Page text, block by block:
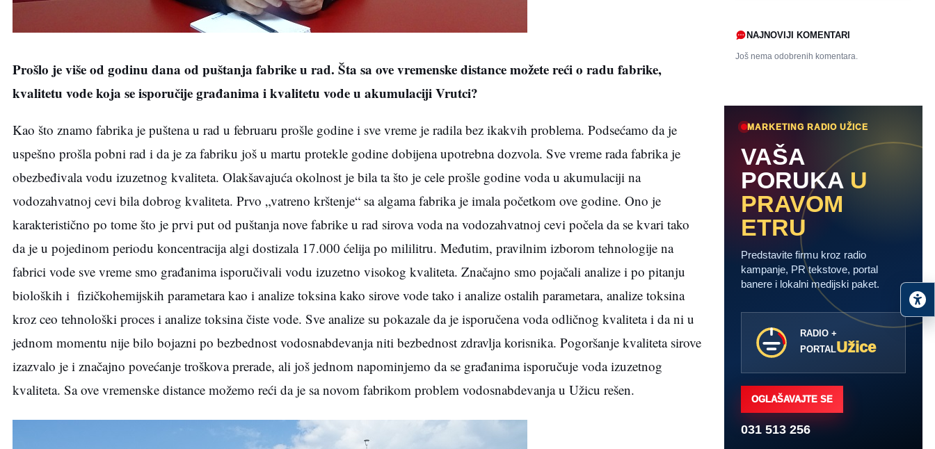
Prošlo je više od godinu dana od puštanja fabrike u rad. Šta sa ove vremenske distance možete reći o radu fabrike,
kvalitetu vode koja se isporučije građanima i kvalitetu vode u akumulaciji Vrutci?
Kao što znamo fabrika je puštena u rad u februaru prošle godine i sve vreme je radila bez ikakvih problema. Podsećamo da je
uspešno prošla pobni rad i da je za fabriku još u martu protekle godine dobijena upotrebna dozvola. Sve vreme rada fabrika je
obezbeđivala vodu izuzetnog kvaliteta. Olakšavajuća okolnost je bila ta što je cele prošle godine voda u akumulaciji na
vodozahvatnoj cevi bila dobrog kvaliteta. Prvo „vatreno krštenje“ sa algama fabrika je imala početkom ove godine. Ono je
karakteristično po tome što je prvi put od puštanja nove fabrike u rad sirova voda na vodozahvatnoj cevi počela da se kvari tako
da je u pojedinom periodu koncentracija algi dostizala 17.000 ćelija po mililitru. Međutim, pravilnim izborom tehnologije na
fabrici vode sve vreme smo građanima isporučivali vodu izuzetno visokog kvaliteta. Značajno smo pojačali analize i po pitanju
bioloških i fizičkohemijskih parametara kao i analize toksina kako sirove vode tako i analize ostalih parametara, analize toksina
kroz ceo tehnološki proces i analize toksina čiste vode. Sve analize su pokazale da je isporučena voda odličnog kvaliteta i da ni u
jednom momentu nije bilo bojazni po bezbednost vodosnabdevanja niti bezbednost zdravlja korisnika. Pogoršanje kvaliteta sirove
izazvalo je i značajno povećanje troškova prerade, ali još jednom napominjemo da se građanima isporučuje voda izuzetnog
kvaliteta. Sa ove vremenske distance možemo reći da je sa novom fabrikom problem vodosnabdevanja u Užicu rešen.
NAJNOVIJI KOMENTARI
Još nema odobrenih komentara.
MARKETING RADIO UŽICE
VAŠA
PORUKA U
PRAVOM
ETRU
Predstavite firmu kroz radio
kampanje, PR tekstove, portal
banere i lokalni medijski paket.
RADIO +
PORTALUžice
OGLAŠAVAJTE SE
031 513 256